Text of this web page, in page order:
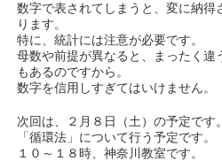
数字で表されてしまうと、変に納得
ります。
特に、統計には注意が必要です。
母数や前提が異なると、まったく違
もあるのですから。
数字を信用しすぎてはいけません。
次回は、２月８日（土）の予定です。
「循環法」について行う予定です。
１０～１８時、神奈川教室です。